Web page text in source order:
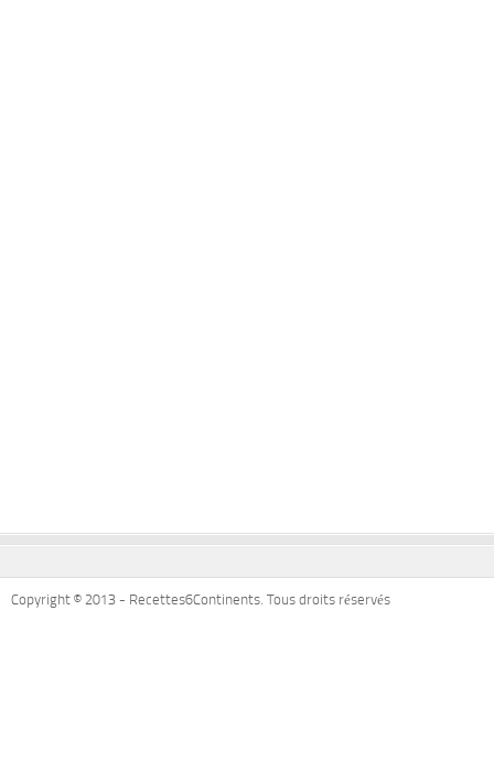
Copyright © 2013 - Recettes6Continents. Tous droits réservés